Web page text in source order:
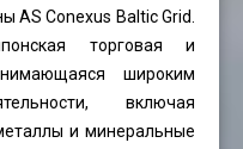
AS Conexus Baltic Grid.
торговая и
широким
включая
и минеральные